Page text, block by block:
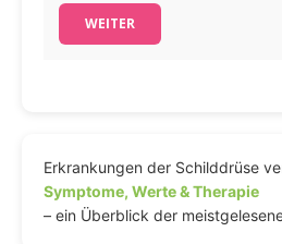
WEITER
Erkrankungen der Schilddrüse
Symptome, Werte & Therapie
– ein Überblick der